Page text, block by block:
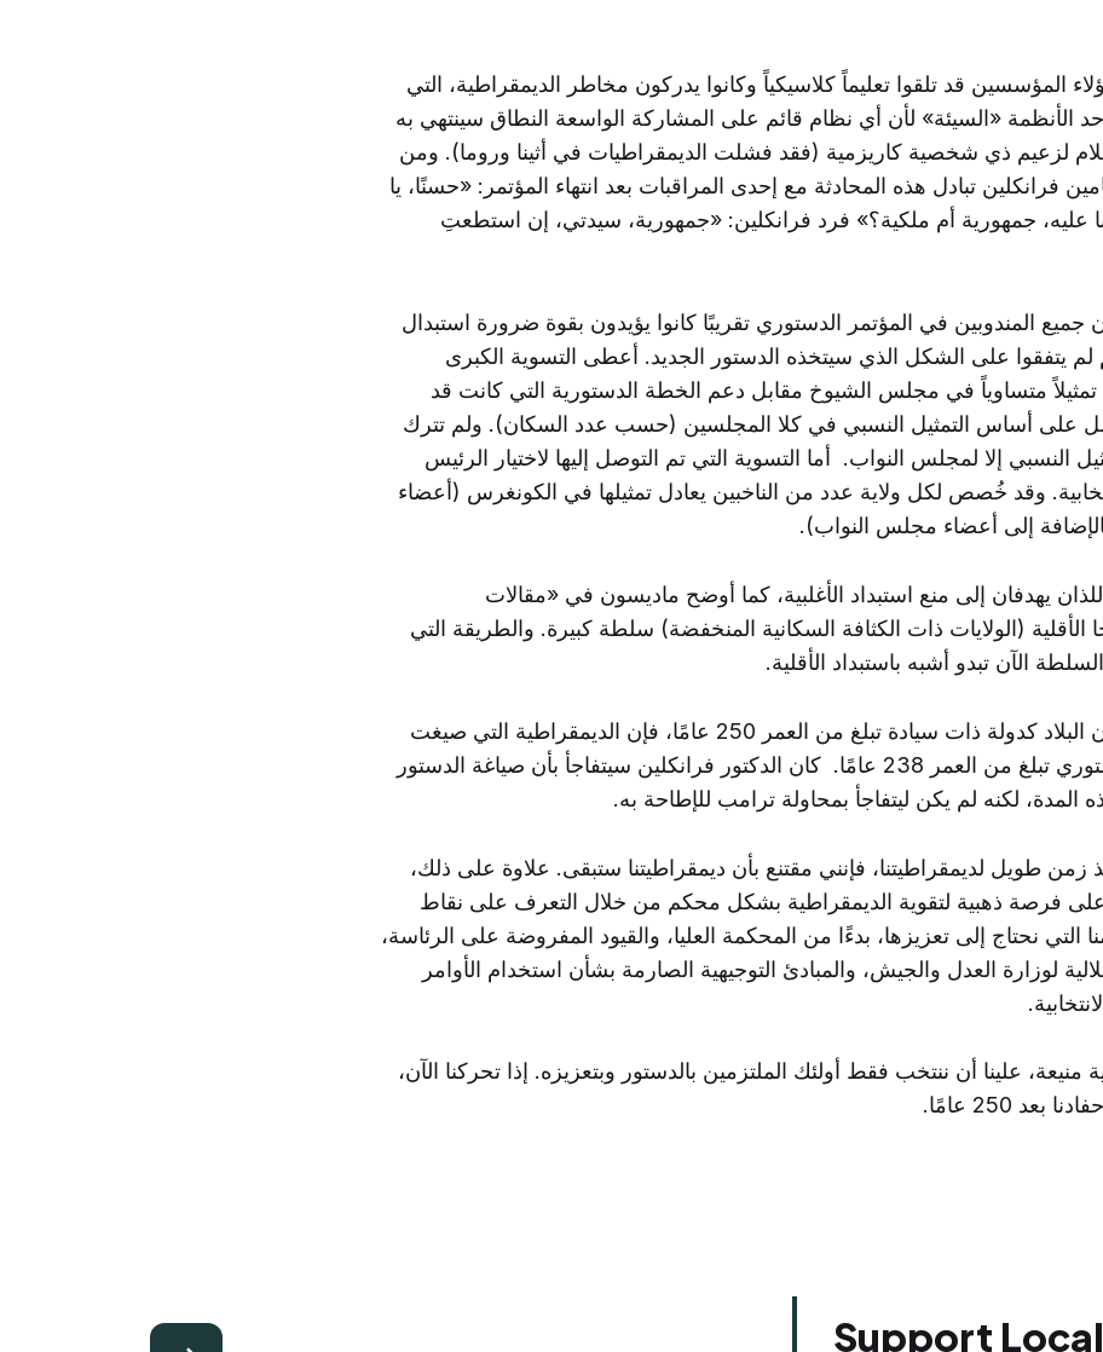
المؤسسين قد تلقوا تعليماً كلاسيكياً وكانوا يدركون مخاطر الديمقراطية، التي
الأنظمة «السيئة» لأن أي نظام قائم على المشاركة الواسعة النطاق سينتهي به
لزعيم ذي شخصية كاريزمية (فقد فشلت الديمقراطيات في أثينا وروما). ومن
فرانكلين تبادل هذه المحادثة مع إحدى المراقبات بعد انتهاء المؤتمر: «حسنًا، يا
عليه، جمهورية أم ملكية؟» فرد فرانكلين: «جمهورية، سيدتي، إن استطعتِ
المندوبين في المؤتمر الدستوري تقريبًا كانوا يؤيدون بقوة ضرورة استبدال
لم يتفقوا على الشكل الذي سيتخذه الدستور الجديد. أعطى التسوية الكبرى
تمثيلاً متساوياً في مجلس الشيوخ مقابل دعم الخطة الدستورية التي كانت قد
على أساس التمثيل النسبي في كلا المجلسين (حسب عدد السكان). ولم تترك
النسبي إلا لمجلس النواب. أما التسوية التي تم التوصل إليها لاختيار الرئيس
وقد خُصص لكل ولاية عدد من الناخبين يعادل تمثيلها في الكونغرس (أعضاء
إلى أعضاء مجلس النواب).
يهدفان إلى منع استبداد الأغلبية، كما أوضح ماديسون في «مقالات
الأقلية (الولايات ذات الكثافة السكانية المنخفضة) سلطة كبيرة. والطريقة التي
الآن تبدو أشبه باستبداد الأقلية.
على الرغم من أن البلاد كدولة ذات سيادة تبلغ من العمر 250 عامًا، فإن الديمقراطية التي صيغت
في المؤتمر الدستوري تبلغ من العمر 238 عامًا. كان الدكتور فرانكلين سيتفاجأ بأن صياغة الدستور
لكنه لم يكن ليتفاجأ بمحاولة ترامب للإطاحة به.
زمن طويل لديمقراطيتنا، فإنني مقتنع بأن ديمقراطيتنا ستبقى. علاوة على ذلك،
على فرصة ذهبية لتقوية الديمقراطية بشكل محكم من خلال التعرف على نقاط
نحتاج إلى تعزيزها، بدءًا من المحكمة العليا، والقيود المفروضة على الرئاسة،
لوزارة العدل والجيش، والمبادئ التوجيهية الصارمة بشأن استخدام الأوامر
منيعة، علينا أن ننتخب فقط أولئك الملتزمين بالدستور وبتعزيزه. إذا تحركنا الآن،
250 عامًا.
Support